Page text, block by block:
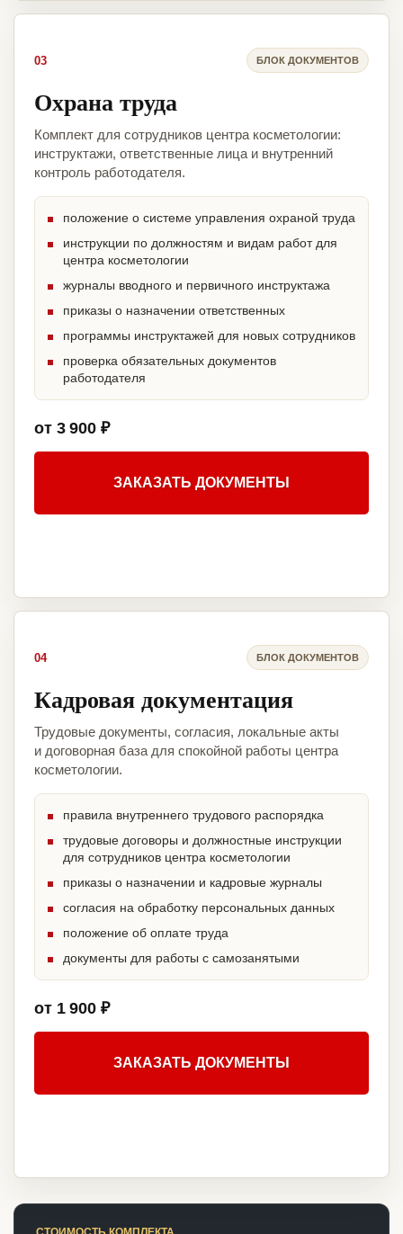
03 БЛОК ДОКУМЕНТОВ
Охрана труда
Комплект для сотрудников центра косметологии:
инструктажи, ответственные лица и внутренний
контроль работодателя.
положение о системе управления охраной труда
инструкции по должностям и видам работ для
центра косметологии
журналы вводного и первичного инструктажа
приказы о назначении ответственных
программы инструктажей для новых сотрудников
проверка обязательных документов
работодателя
от 3 900 ₽
ЗАКАЗАТЬ ДОКУМЕНТЫ
04 БЛОК ДОКУМЕНТОВ
Кадровая документация
Трудовые документы, согласия, локальные акты
и договорная база для спокойной работы центра
косметологии.
правила внутреннего трудового распорядка
трудовые договоры и должностные инструкции
для сотрудников центра косметологии
приказы о назначении и кадровые журналы
согласия на обработку персональных данных
положение об оплате труда
документы для работы с самозанятыми
от 1 900 ₽
ЗАКАЗАТЬ ДОКУМЕНТЫ